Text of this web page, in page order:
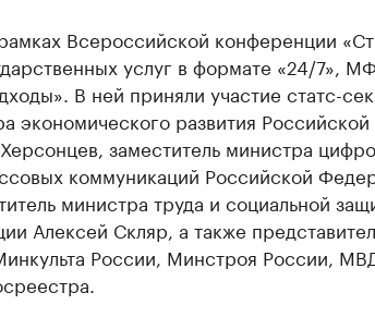
Всероссийской конференции
услуг в формате «24/7»,
В ней приняли участие статс-
экономического развития Российской
заместитель министра
коммуникаций Российской
министра труда и социальной
Алексей Скляр, а также
России, Минстроя России,